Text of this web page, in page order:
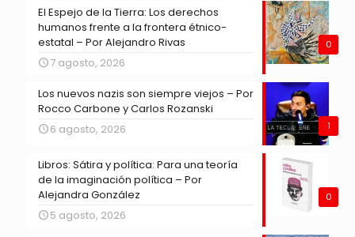
0
El Espejo de la Tierra: Los derechos
humanos frente a la frontera étnico-
estatal – Por Alejandro Rivas
7 agosto, 2026
1
Los nuevos nazis son siempre viejos – Por
Rocco Carbone y Carlos Rozanski
6 agosto, 2026
0
Libros: Sátira y política: Para una teoría
de la imaginación política – Por
Alejandra González
5 agosto, 2026